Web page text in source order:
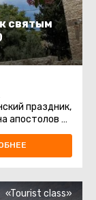
святым
праздник,
апостолов и
«Tourist class»